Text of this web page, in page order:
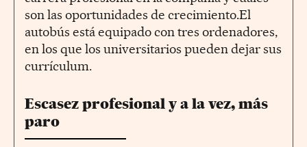
son las oportunidades de crecimiento.El
autobús está equipado con tres ordenadores,
en los que los universitarios pueden dejar sus
currículum.
Escasez profesional y a la vez, más
paro